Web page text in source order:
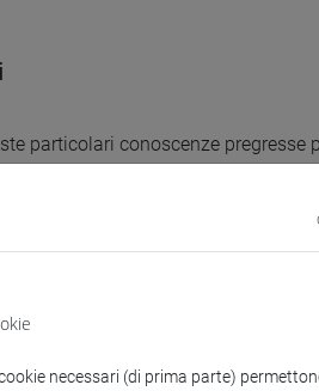
particolari conoscenze
e il linguaggio di base
necessari (di prima parte)